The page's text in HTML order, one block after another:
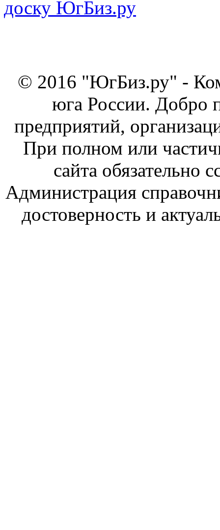
© 2016 "ЮгБиз.ру" -
юга России. Добро
предприятий,
При полном или
сайта обязательно
Администрация
достоверность и